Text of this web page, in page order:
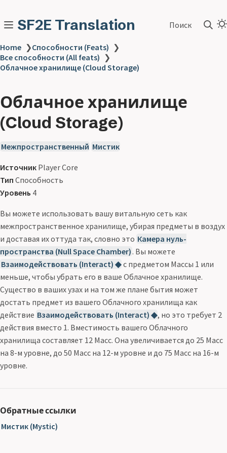
SF2E Translation Поиск
Home ❯Способности (Feats) ❯
Все способности (All feats) ❯
Облачное хранилище (Cloud Storage)
Облачное хранилище
(Cloud Storage)
Межпространственный Мистик
Источник Player Core
Тип Способность
Уровень 4
Вы можете использовать вашу витальную сеть как
межпространственное хранилище, убирая предметы в воздух
и доставая их оттуда так, словно это Камера нуль-
пространства (Null Space Chamber) . Вы можете
Взаимодействовать (Interact) ◆ с предметом Массы 1 или
меньше, чтобы убрать его в ваше Облачное хранилище.
Существо в ваших узах и на том же плане бытия может
достать предмет из вашего Облачного хранилища как
действие Взаимодействовать (Interact) ◆, но это требует 2
действия вместо 1. Вместимость вашего Облачного
хранилища составляет 12 Масс. Она увеличивается до 25 Масс
на 8-м уровне, до 50 Масс на 12-м уровне и до 75 Масс на 16-м
уровне.
Обратные ссылки
Мистик (Mystic)